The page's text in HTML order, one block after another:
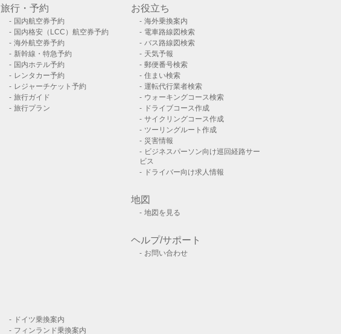
旅行・予約
国内航空券予約
国内格安（LCC）航空券予約
海外航空券予約
新幹線・特急予約
国内ホテル予約
レンタカー予約
レジャーチケット予約
旅行ガイド
旅行プラン
お役立ち
海外乗換案内
電車路線図検索
バス路線図検索
天気予報
郵便番号検索
住まい検索
運転代行業者検索
ウォーキングコース検索
ドライブコース作成
サイクリングコース作成
ツーリングルート作成
災害情報
ビジネスパーソン向け巡回経路サー
ビス
ドライバー向け求人情報
地図
地図を見る
ヘルプ/サポート
お問い合わせ
ドイツ乗換案内
フィンランド乗換案内